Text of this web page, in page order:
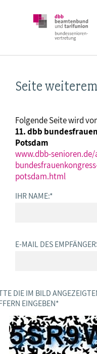
Seite
Folgende Seite wird
11. dbb
Potsdam
www.dbb-
potsdam.html
IHR NAME:*
E-MAIL DES
DIE IM BILD
EINGEBEN *